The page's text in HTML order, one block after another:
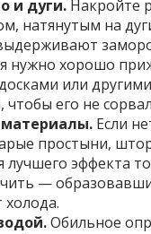
и дуги. Накройте
натянутым на
нужно хорошо
или
его не
Если
простыни,
лучшего эффекта
—
Обильное